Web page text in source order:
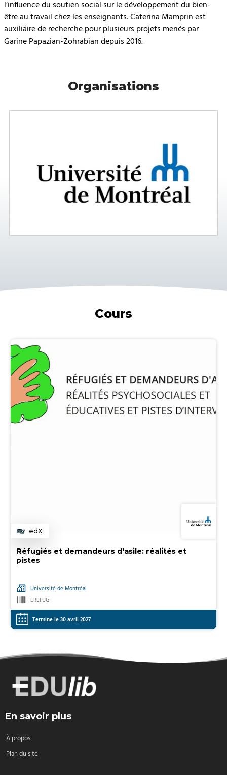
l’influence du soutien social sur le développement du bien-
être au travail chez les enseignants. Caterina Mamprin est
auxiliaire de recherche pour plusieurs projets menés par
Garine Papazian-Zohrabian depuis 2016.
Organisations
Cours
Réfugiés et demandeurs d'asile: réalités et
pistes
Université de Montréal
EREFUG
Catégorie
edX
Termine le 30 avril 2027
En savoir plus
À propos
Plan du site